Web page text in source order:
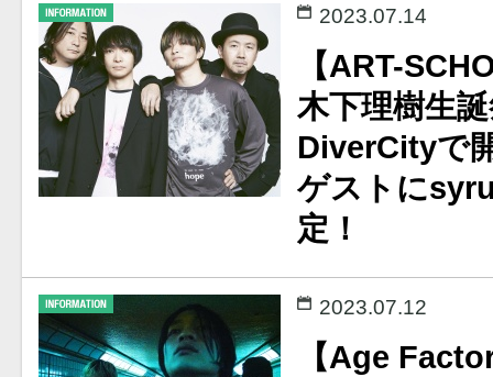
2023.07.14
【ART-
木下理樹生
DiverCityで
ゲストに
定！
2023.07.12
【Age